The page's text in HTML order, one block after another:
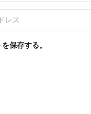
保存する。